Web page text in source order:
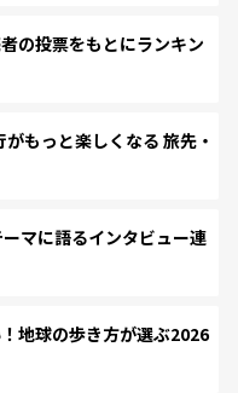
の投票をもとにランキン
もっと楽しくなる 旅先・
マに語るインタビュー連
地球の歩き方が選ぶ2026